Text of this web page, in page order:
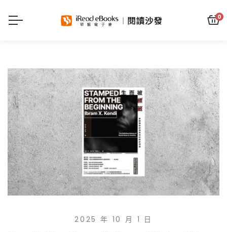
0
2025 年 10 月 1 日